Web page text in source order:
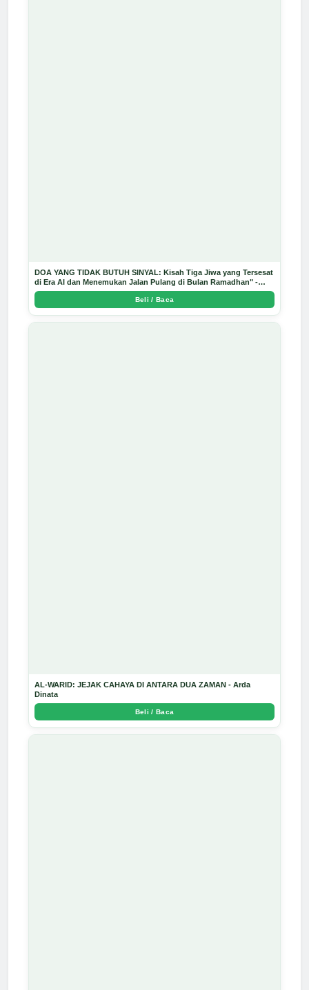
DOA YANG TIDAK BUTUH SINYAL: Kisah Tiga Jiwa yang Tersesat
di Era AI dan Menemukan Jalan Pulang di Bulan Ramadhan" -
Arda Dinata
Beli / Baca
AL-WARID: JEJAK CAHAYA DI ANTARA DUA ZAMAN - Arda
Dinata
Beli / Baca